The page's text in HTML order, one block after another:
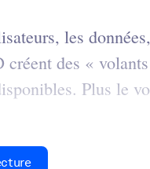
les
des «
Plus le